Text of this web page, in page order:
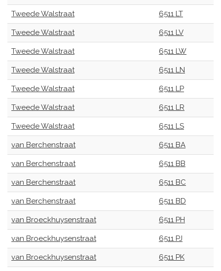
Tweede Walstraat 6511 LT
Tweede Walstraat 6511 LV
Tweede Walstraat 6511 LW
Tweede Walstraat 6511 LN
Tweede Walstraat 6511 LP
Tweede Walstraat 6511 LR
Tweede Walstraat 6511 LS
van Berchenstraat 6511 BA
van Berchenstraat 6511 BB
van Berchenstraat 6511 BC
van Berchenstraat 6511 BD
van Broeckhuysenstraat 6511 PH
van Broeckhuysenstraat 6511 PJ
van Broeckhuysenstraat 6511 PK